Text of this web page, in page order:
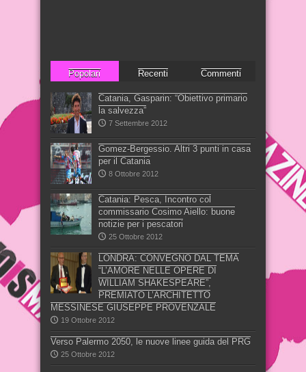
Popolari Recenti Commenti
Catania, Gasparin: “Obiettivo primario
la salvezza”
7 Settembre 2012
Gomez-Bergessio. Altri 3 punti in casa
per il Catania
8 Ottobre 2012
Catania: Pesca, Incontro col
commissario Cosimo Aiello: buone
notizie per i pescatori
25 Ottobre 2012
LONDRA: CONVEGNO DAL TEMA
“L’AMORE NELLE OPERE DI
WILLIAM SHAKESPEARE”,
PREMIATO L’ARCHITETTO
MESSINESE GIUSEPPE PROVENZALE
19 Ottobre 2012
Verso Palermo 2050, le nuove linee guida del PRG
25 Ottobre 2012